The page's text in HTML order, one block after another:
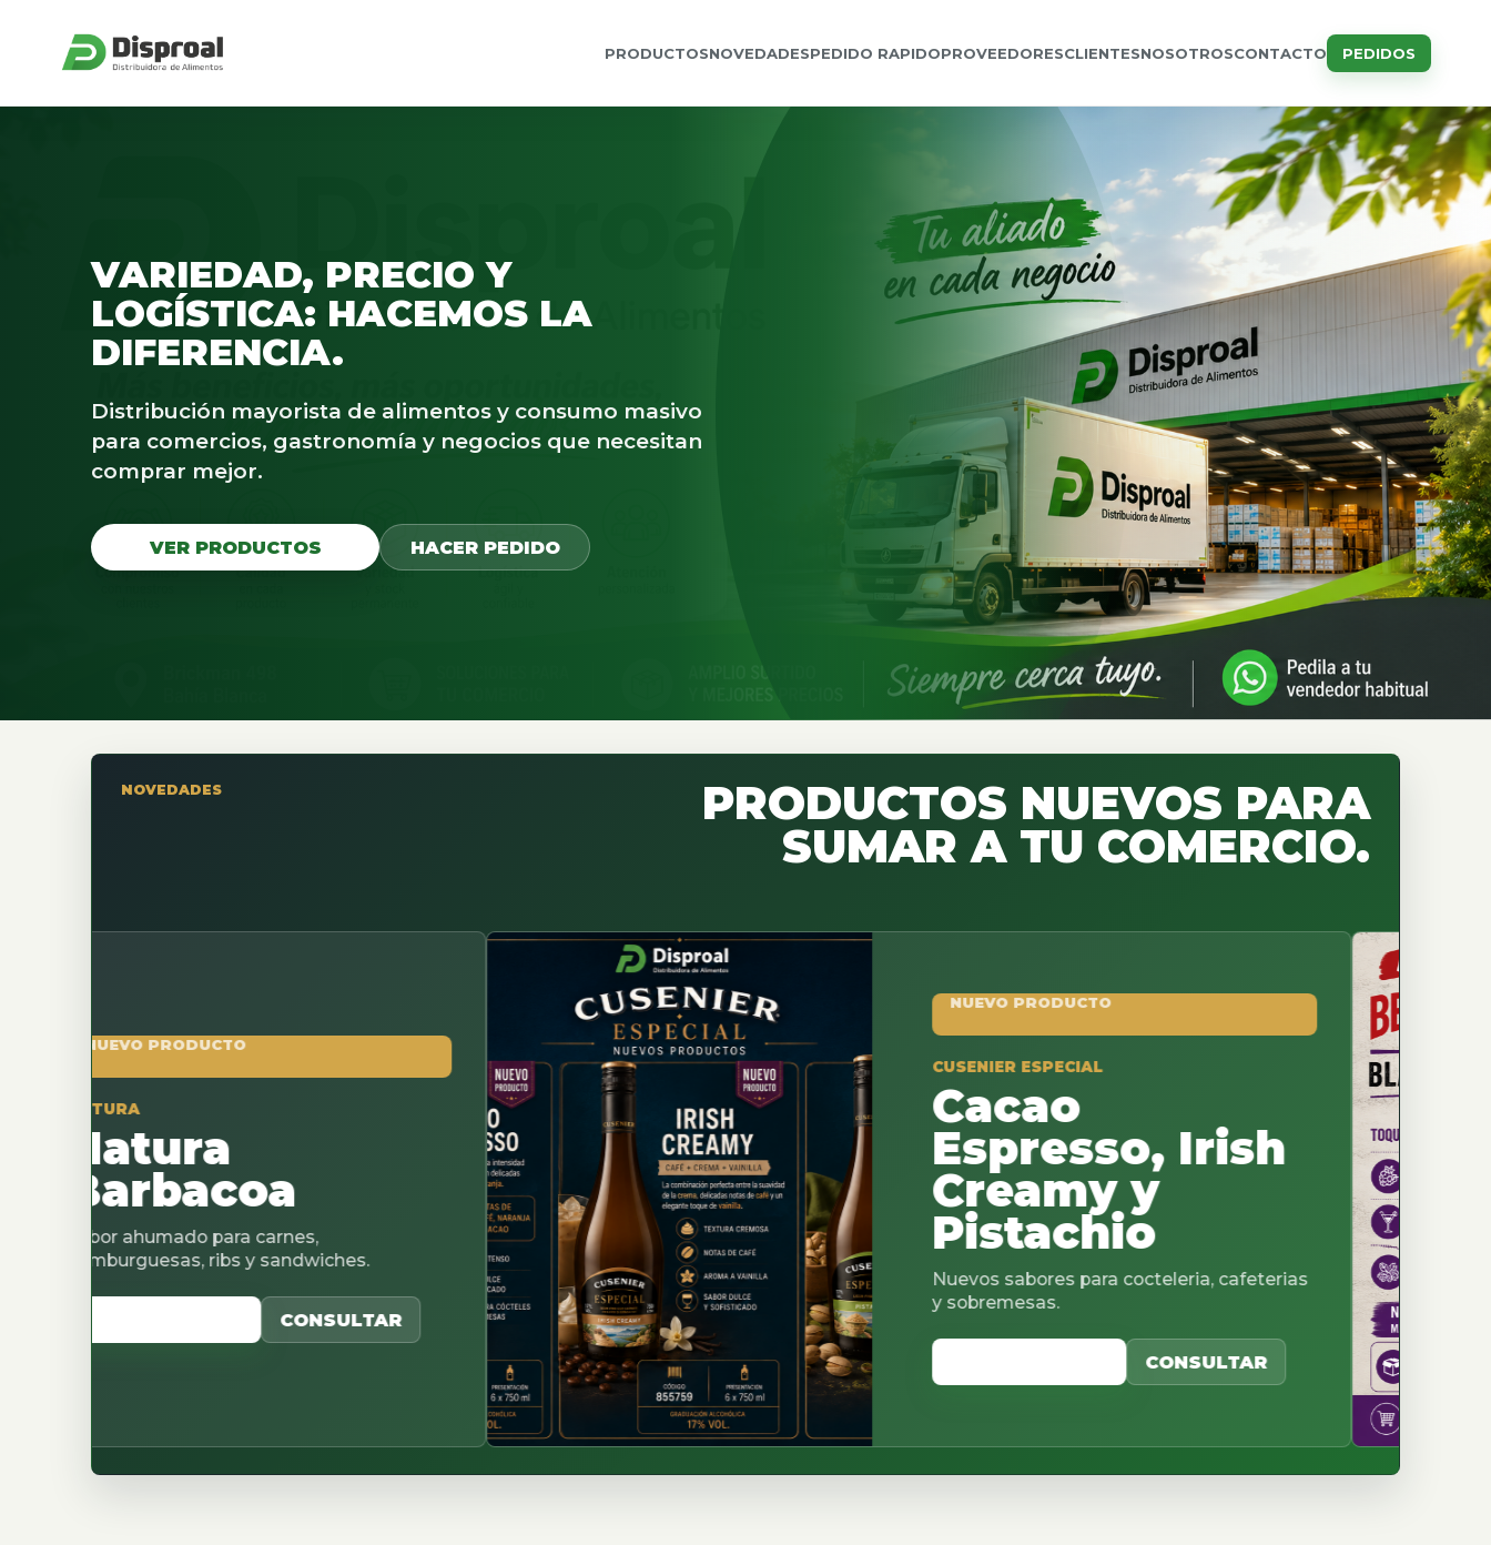
PRODUCTOSNOVEDADESPEDIDO RAPIDOPROVEEDORESCLIENTESNOSOTROSCONTACTO PEDIDOS
VARIEDAD, PRECIO Y
LOGÍSTICA: HACEMOS LA
DIFERENCIA.
Distribución mayorista de alimentos y consumo masivo
para comercios, gastronomía y negocios que necesitan
comprar mejor.
VER PRODUCTOS HACER PEDIDO
NOVEDADES PRODUCTOS NUEVOS PARA
SUMAR A TU COMERCIO.
PRODUCTO
para carnes,
ribs y sandwiches.
NUEVO PRODUCTO
CUSENIER ESPECIAL
Cacao
Espresso, Irish
Creamy y
Pistachio
Nuevos sabores para cocteleria, cafeterias
y sobremesas.
VER CATALOGO